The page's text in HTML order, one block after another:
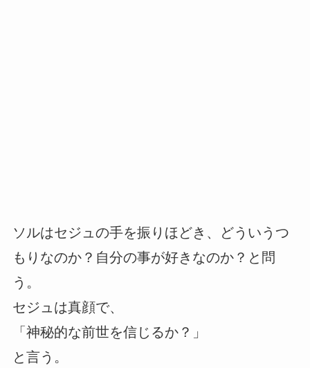
ソルはセジュの手を振りほどき、どういうつ
もりなのか？自分の事が好きなのか？と問
う。
セジュは真顔で、
「神秘的な前世を信じるか？」
と言う。